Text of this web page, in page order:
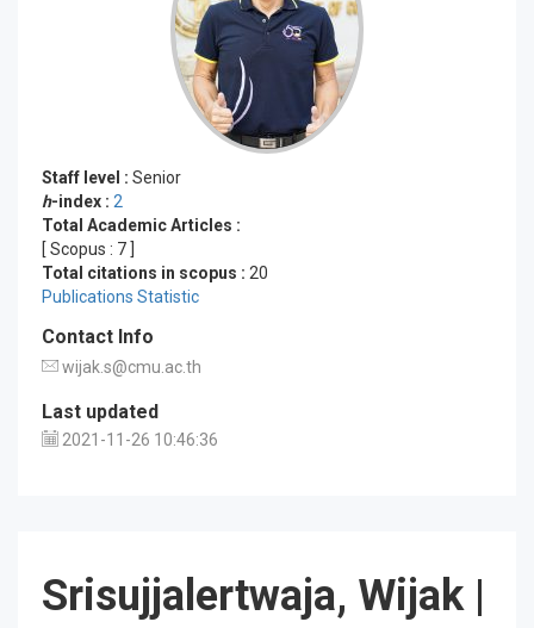
Staff level : Senior
h-index : 2
Total Academic Articles :
[ Scopus : 7
Total citations in scopus : 20
Publications Statistic
Contact Info
wijak.s@cmu.ac.th
Last updated
2021-11-26 10:46:36
Srisujjalertwaja, Wijak|